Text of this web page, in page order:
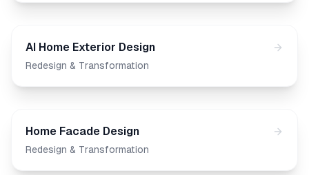
AI Home Exterior Design
Redesign & Transformation
Home Facade Design
Redesign & Transformation